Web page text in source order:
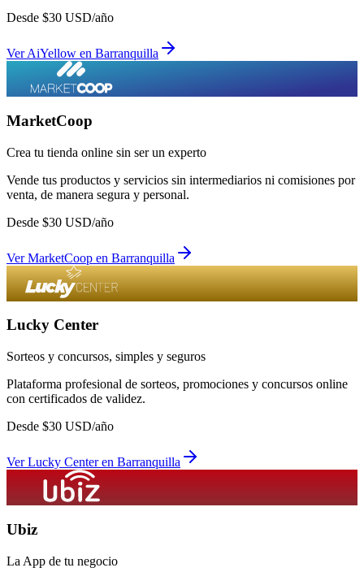
Desde $30 USD/año
VerAiYellow en Barranquilla
MarketCoop
Crea tu tienda online sin ser un experto
Vende tus productos y servicios sin intermediarios ni comisiones por
venta, de manera segura y personal.
Desde $30 USD/año
VerMarketCoop en Barranquilla
Lucky Center
Sorteos y concursos, simples y seguros
Plataforma profesional de sorteos, promociones y concursos online
con certificados de validez.
Desde $30 USD/año
VerLucky Centeren Barranquilla
Ubiz
La App de tu negocio